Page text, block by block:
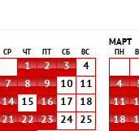
СР ЧТ СБ ВС
1 2 3
4
7 8 9 10
11
14 15 16 17
18
21 22 23 24
25
МАРТ
ПН
4
11
18